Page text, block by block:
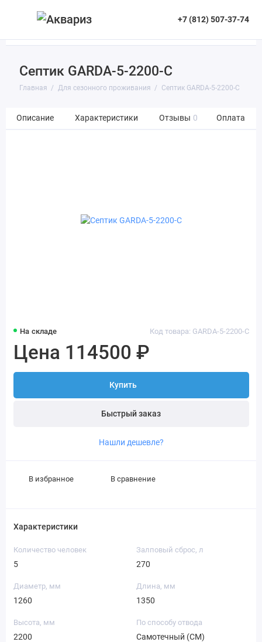
+7 (812) 507-37-74
Септик GARDA-5-2200-C
Главная Для сезонного проживания Септик GARDA-5-2200-C
Описание Характеристики Отзывы 0 Оплата
На складе Код товара: GARDA-5-2200-C
Цена 114500 ₽
Купить
Быстрый заказ
Нашли дешевле?
В избранное В сравнение
Характеристики
Количество человек
5
Залповый сброс, л
270
Диаметр, мм
1260
Длина, мм
1350
Высота, мм
2200
По способу отвода
Самотечный (СМ)